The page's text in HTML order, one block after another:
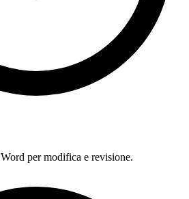
per modifica e revisione.